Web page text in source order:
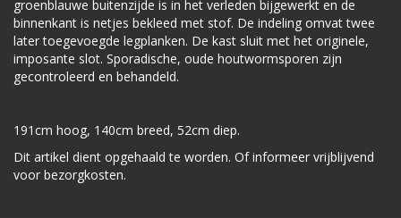
groenblauwe buitenzijde is in het verleden bijgewerkt en de
binnenkant is netjes bekleed met stof. De indeling omvat twee
later toegevoegde legplanken. De kast sluit met het originele,
imposante slot. Sporadische, oude houtwormsporen zijn
gecontroleerd en behandeld.
191cm hoog, 140cm breed, 52cm diep.
Dit artikel dient opgehaald te worden. Of informeer vrijblijvend
voor bezorgkosten.